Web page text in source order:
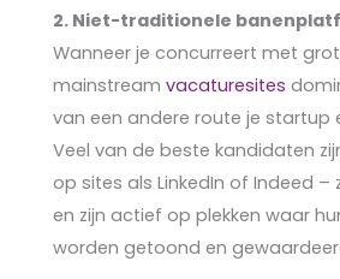
2. Niet-traditionele
Wanneer je concurreert met
mainstreamvacaturesites
van een andere route je startup
Veel van de beste kandidaten
op sites als LinkedIn of Indeed –
en zijn actief op plekken waar
worden getoond en